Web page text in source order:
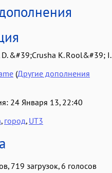
D. &#39;Crusha K. Rool&#39; I.
(Другие дополнения
24 Января 13, 22:40
, город, UT3
719 загрузок, 6 голосов